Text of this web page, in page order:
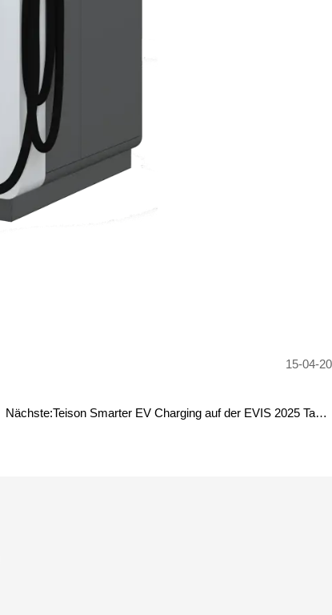
15-04-
Nächste:Teison Smarter EV Charging auf der EVIS 2025 Tag 1